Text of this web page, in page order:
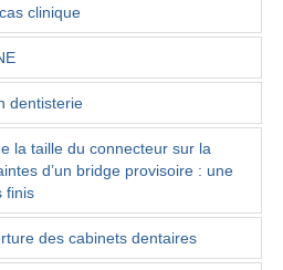
clinique
dentisterie
la taille du connecteur sur la
d’un bridge provisoire : une
finis
des cabinets dentaires